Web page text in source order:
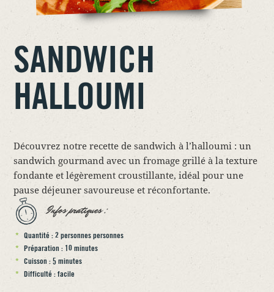
SANDWICH
HALLOUMI
Découvrez notre recette de sandwich à l’halloumi : un
sandwich gourmand avec un fromage grillé à la texture
fondante et légèrement croustillante, idéal pour une
pause déjeuner savoureuse et réconfortante.
Infos pratiques :
Quantité : 2 personnes personnes
Préparation : 10 minutes
Cuisson : 5 minutes
Difficulté : facile